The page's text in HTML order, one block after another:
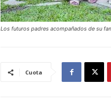
Los futuros padres acompañados de su
Cuota